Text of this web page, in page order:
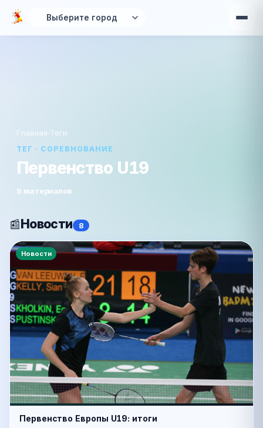
Перейти к основному содержанию
Главная Теги
ТЕГ · СОРЕВНОВАНИЕ
Первенство U19
9 материалов
📰Новости 8
Новости
Первенство Европы U19: итоги